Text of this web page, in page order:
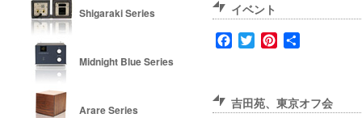
イベント
Facebook
TwitterPinterest
共
吉田苑、東京オフ会
Shigaraki Series
Midnight Blue Series
Arare Series